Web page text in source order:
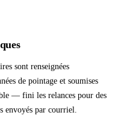
sont renseignées
de pointage et soumises
— fini les relances pour des
envoyés par courriel.